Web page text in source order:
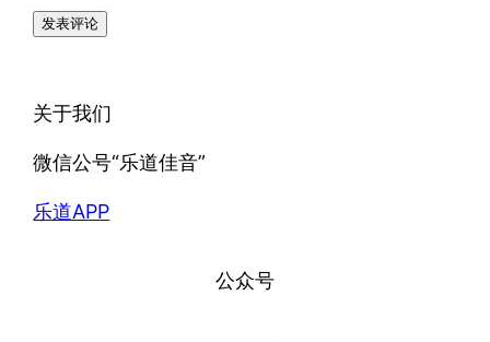
关于我们
微信公号“乐道佳音”
乐道APP
公众号